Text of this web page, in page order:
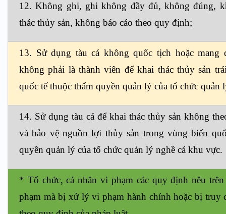
12. Không ghi, ghi không đầy đủ, không đúng,
thác thủy sản, không báo cáo theo quy định;
13. Sử dụng tàu cá không quốc tịch hoặc mang
không phải là thành viên để khai thác thủy sản
quốc tế thuộc thẩm quyền quản lý của tổ chức quản
14. Sử dụng tàu cá để khai thác thủy sản không
và bảo vệ nguồn lợi thủy sản trong vùng biển
quyền quản lý của tổ chức quản lý nghề cá khu vực.
* Tổ chức, cá nhân vi phạm các quy định nêu
phạm mà bị xử lý vi phạm hành chính hoặc bị truy